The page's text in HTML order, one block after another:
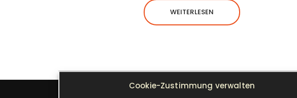
Cookie-Zustimmung verwalten
WEITERLESEN